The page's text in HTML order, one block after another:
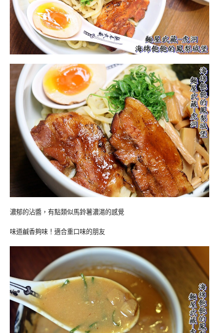
濃郁的沾醬，有點類似馬鈴薯濃湯的感覺
味道鹹香夠味！適合重口味的朋友